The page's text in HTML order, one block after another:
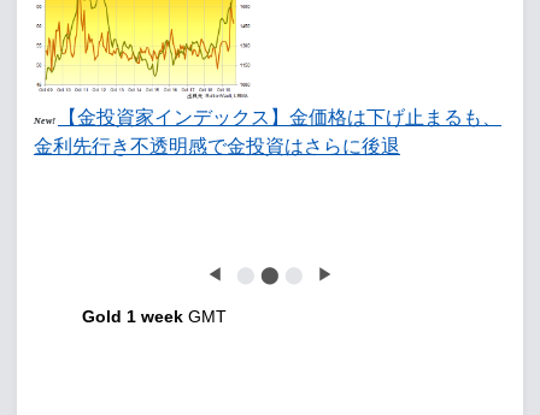
New!
【金投資家インデックス】金価格は下げ止まるも、
金利先行き不透明感で金投資はさらに後退
◀ ⬤ ⬤ ⬤ ▶
Gold 1 week GMT